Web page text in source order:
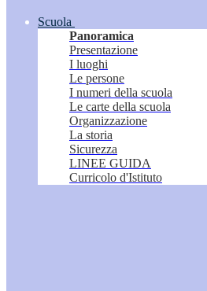
Scuola
Panoramica
Presentazione
I luoghi
Le persone
I numeri della scuola
Le carte della scuola
Organizzazione
La storia
Sicurezza
LINEE GUIDA
Curricolo d'Istituto